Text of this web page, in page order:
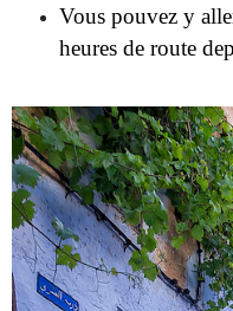
Vous pouvez y
heures de route